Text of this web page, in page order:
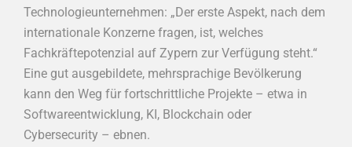
Technologieunternehmen: „Der erste Aspekt, nach dem
internationale Konzerne fragen, ist, welches
Fachkräftepotenzial auf Zypern zur Verfügung steht.“
Eine gut ausgebildete, mehrsprachige Bevölkerung
kann den Weg für fortschrittliche Projekte – etwa in
Softwareentwicklung, KI, Blockchain oder
Cybersecurity – ebnen.